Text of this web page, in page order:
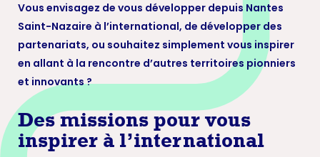
Vous envisagez de vous développer depuis Nantes
Saint-Nazaire à l’international, de développer des
partenariats, ou souhaitez simplement vous inspirer
en allant à la rencontre d’autres territoires pionniers
et innovants ?
Des missions pour vous
inspirer à l’international